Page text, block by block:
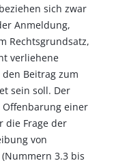
sich zwar
Anmeldung,
Rechtsgrundsatz,
verliehene
Beitrag zum
sein soll. Der
einer
die Frage der
von
3.3 bis